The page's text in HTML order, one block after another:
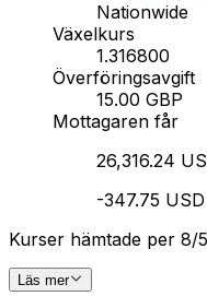
Nationwide
Växelkurs
1.316800
Överföringsavgift
15.00 GBP
Mottagaren får
26,316.24
-347.75 USD
Kurser hämtade per 8/
Läs mer